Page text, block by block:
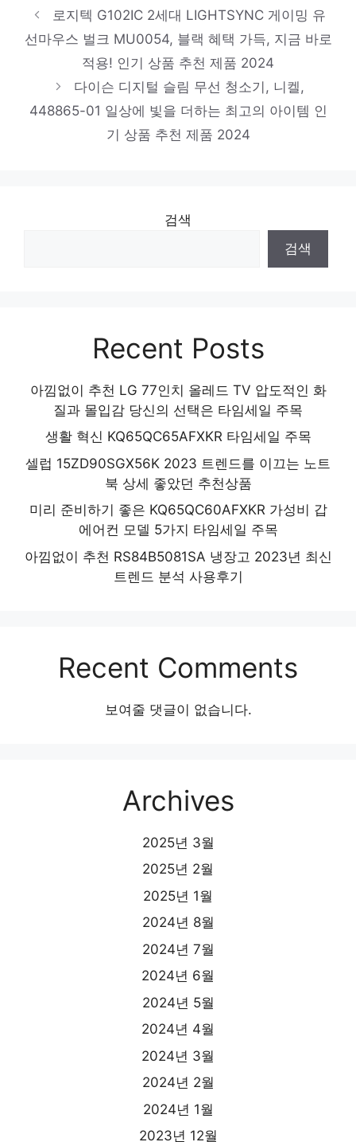
샤크 에보 파워 시스템 NEO 플러스 무선청소
기 LC351KR, 미스틱화이트
놀라운 당신을 위한 최고의 선택 인기 상품
추천 제품 2024
브라더 잉크젯 복합기 DCP-T720DW
로지텍 G102IC 2세대 LIGHTSYNC 게이밍 유
선마우스 벌크 MU0054, 블랙 혜택 가득, 지금 바로
적용! 인기 상품 추천 제품 2024
다이슨 디지털 슬림 무선 청소기, 니켈,
448865-01 일상에 빛을 더하는 최고의 아이템 인
기 상품 추천 제품 2024
검색
검색
Recent Posts
아낌없이 추천 LG 77인치 올레드 TV 압도적인 화
질과 몰입감 당신의 선택은 타임세일 주목
생활 혁신 KQ65QC65AFXKR 타임세일 주목
셀럽 15ZD90SGX56K 2023 트렌드를 이끄는 노트
북 상세 좋았던 추천상품
미리 준비하기 좋은 KQ65QC60AFXKR 가성비 갑
에어컨 모델 5가지 타임세일 주목
아낌없이 추천 RS84B5081SA 냉장고 2023년 최신
트렌드 분석 사용후기
Recent Comments
보여줄 댓글이 없습니다.
Archives
2025년 3월
2025년 2월
2025년 1월
2024년 8월
2024년 7월
2024년 6월
2024년 5월
2024년 4월
2024년 3월
2024년 2월
2024년 1월
2023년 12월